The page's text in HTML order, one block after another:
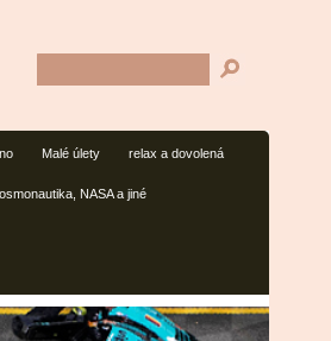
Malé úlety relax a dovolená
NASA a jiné